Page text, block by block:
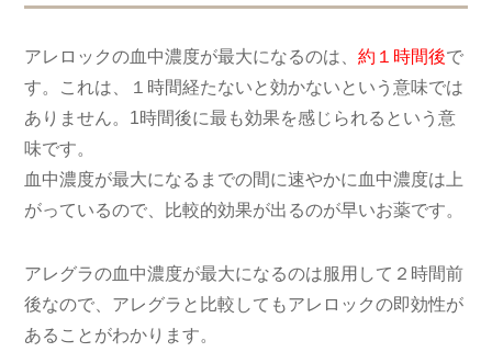
アレロックの血中濃度が最大になるのは、約１時間後で
す。これは、１時間経たないと効かないという意味では
ありません。1時間後に最も効果を感じられるという意
味です。
血中濃度が最大になるまでの間に速やかに血中濃度は上
がっているので、比較的効果が出るのが早いお薬です。
アレグラの血中濃度が最大になるのは服用して２時間前
後なので、アレグラと比較してもアレロックの即効性が
あることがわかります。